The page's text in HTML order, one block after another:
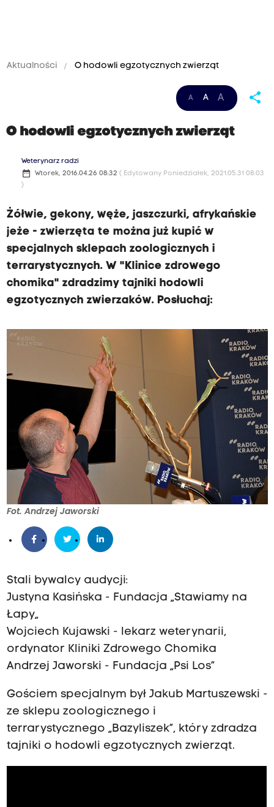
Aktualności O hodowli egzotycznych zwierząt
A A A share
O hodowli egzotycznych zwierząt
Weterynarz radzi
date_range Wtorek, 2016.04.26 08:32 ( Edytowany Poniedziałek, 2021.05.31 08:03
)
Żółwie, gekony, węże, jaszczurki, afrykańskie
jeże - zwierzęta te można już kupić w
specjalnych sklepach zoologicznych i
terrarystycznych. W "Klinice zdrowego
chomika" zdradzimy tajniki hodowli
egzotycznych zwierzaków. Posłuchaj:
Fot. Andrzej Jaworski
Stali bywalcy audycji:
Justyna Kasińska - Fundacja „Stawiamy na
Łapy„
Wojciech Kujawski - lekarz weterynarii,
ordynator Kliniki Zdrowego Chomika
Andrzej Jaworski - Fundacja „Psi Los”
Gościem specjalnym był Jakub Martuszewski -
ze sklepu zoologicznego i
terrarystycznego „Bazyliszek”, który zdradza
tajniki o hodowli egzotycznych zwierząt.